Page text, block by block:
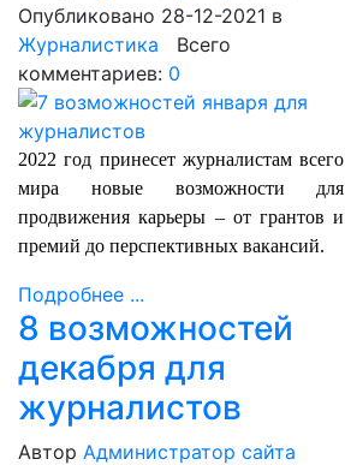
Опубликовано 28-12-2021 в
Журналистика Всего
комментариев: 0
2022 год принесет журналистам всего
мира новые возможности для
продвижения карьеры – от грантов и
премий до перспективных вакансий.
Подробнее ...
8 возможностей
декабря для
журналистов
Автор Администратор сайта